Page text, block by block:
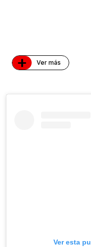
+ Ver más
Ver esta